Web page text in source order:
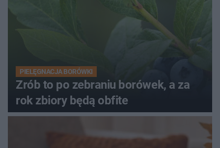
PIELĘGNACJA BORÓWKI
Zrób to po zebraniu borówek, a za
rok zbiory będą obfite